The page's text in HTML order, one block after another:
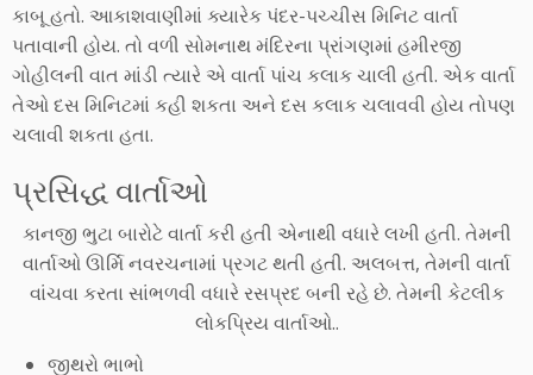
કાબૂ હતો. આકાશવાણીમાં ક્યારેક પંદર-પચ્ચીસ મિનિટ વાર્તા
પતાવાની હોય. તો વળી સોમનાથ મંદિરના પ્રાંગણમાં હમીરજી
ગોહીલની વાત માંડી ત્યારે એ વાર્તા પાંચ કલાક ચાલી હતી. એક વાર્તા
તેઓ દસ મિનિટમાં કહી શકતા અને દસ કલાક ચલાવવી હોય તોપણ
ચલાવી શકતા હતા.
પ્રસિદ્ધ વાર્તાઓ
કાનજી ભુટા બારોટે વાર્તા કરી હતી એનાથી વધારે લખી હતી. તેમની
વાર્તાઓ ઊર્મિ નવરચનામાં પ્રગટ થતી હતી. અલબત્ત, તેમની વાર્તા
વાંચવા કરતા સાંભળવી વધારે રસપ્રદ બની રહે છે. તેમની કેટલીક
લોકપ્રિય વાર્તાઓ..
જીથરો ભાભો